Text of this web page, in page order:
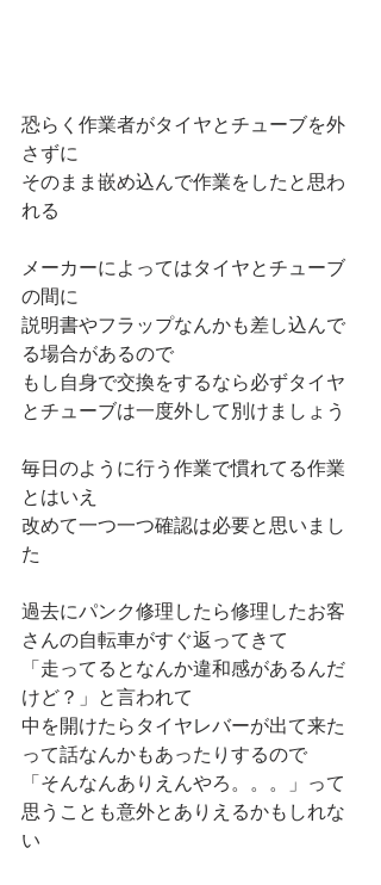
恐らく作業者がタイヤとチューブを外
さずに
そのまま嵌め込んで作業をしたと思わ
れる
メーカーによってはタイヤとチューブ
の間に
説明書やフラップなんかも差し込んで
る場合があるので
もし自身で交換をするなら必ずタイヤ
とチューブは一度外して別けましょう
毎日のように行う作業で慣れてる作業
とはいえ
改めて一つ一つ確認は必要と思いまし
た
過去にパンク修理したら修理したお客
さんの自転車がすぐ返ってきて
「走ってるとなんか違和感があるんだ
けど？」と言われて
中を開けたらタイヤレバーが出て来た
って話なんかもあったりするので
「そんなんありえんやろ。。。」って
思うことも意外とありえるかもしれな
い